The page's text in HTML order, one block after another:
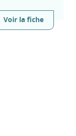
Voir la fiche